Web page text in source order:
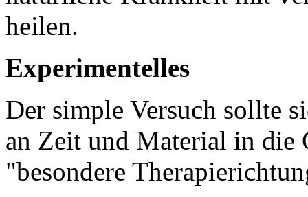
heilen.
Experimentelles
Der simple Versuch sollte
an Zeit und Material in die
"besondere